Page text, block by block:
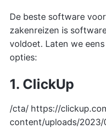
De beste software
zakenreizen is
voldoet. Laten we
opties:
1. ClickUp
/cta/ https://
content/uploads/